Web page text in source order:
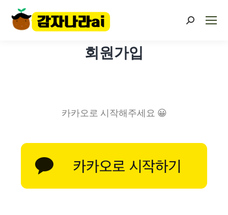
회원가입
카카오로 시작해주세요 😀